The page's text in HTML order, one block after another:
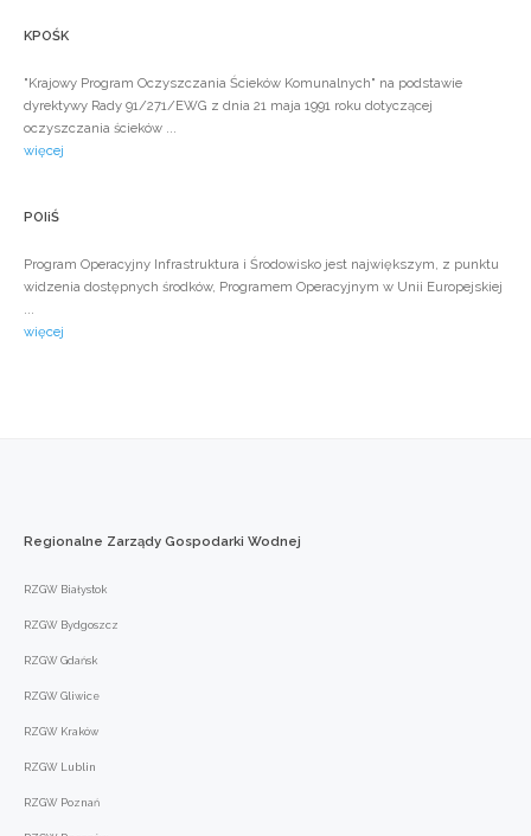
KPOŚK
"Krajowy Program Oczyszczania Ścieków Komunalnych" na podstawie
dyrektywy Rady 91/271/EWG z dnia 21 maja 1991 roku dotyczącej
oczyszczania ścieków ...
więcej
POIiŚ
Program Operacyjny Infrastruktura i Środowisko jest największym, z punktu
widzenia dostępnych środków, Programem Operacyjnym w Unii Europejskiej
więcej
Regionalne Zarządy Gospodarki Wodnej
RZGW Białystok
RZGW Bydgoszcz
RZGW Gdańsk
RZGW Gliwice
RZGW Kraków
RZGW Lublin
RZGW Poznań